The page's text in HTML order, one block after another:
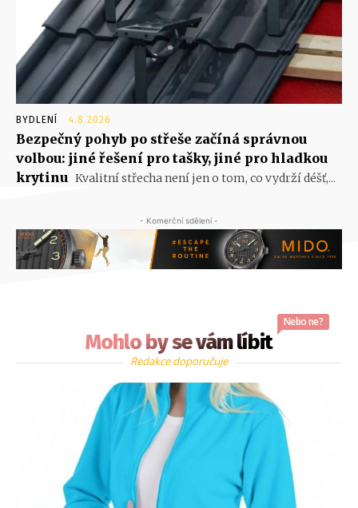
BYDLENÍ 4.8.2026
Bezpečný pohyb po střeše začíná správnou
volbou: jiné řešení pro tašky, jiné pro hladkou
krytinu Kvalitní střecha není jen o tom, co vydrží déšť,...
- Komerční sdělení -
Mohlo by se vám líbit
Nebo ne?
Redakce doporučuje